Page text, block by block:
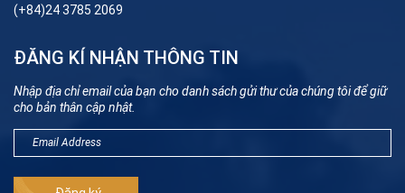
(+84)24 3785 2069
ĐĂNG KÍ NHẬN THÔNG TIN
Nhập địa chỉ email của bạn cho danh sách gửi thư của chúng tôi để giữ
cho bản thân cập nhật.